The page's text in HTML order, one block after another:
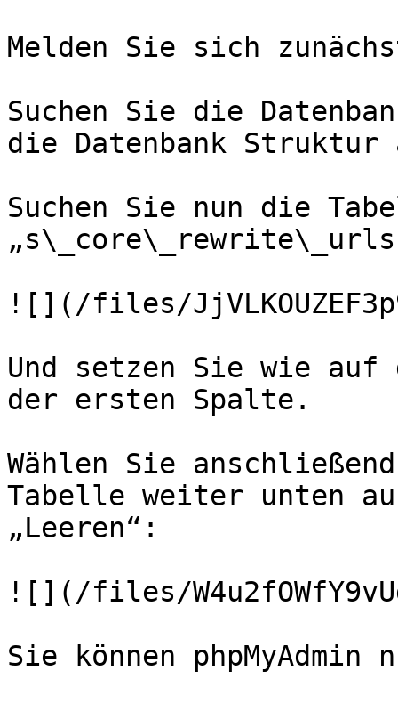
Melden Sie sich
Suchen Sie die
die Datenbank Struktur
Suchen Sie nun die
![](/files/
Und setzen Sie wie auf
der ersten Spalte.
Wählen Sie
Tabelle weiter unten
„Leeren“:
![](/files/
Sie können